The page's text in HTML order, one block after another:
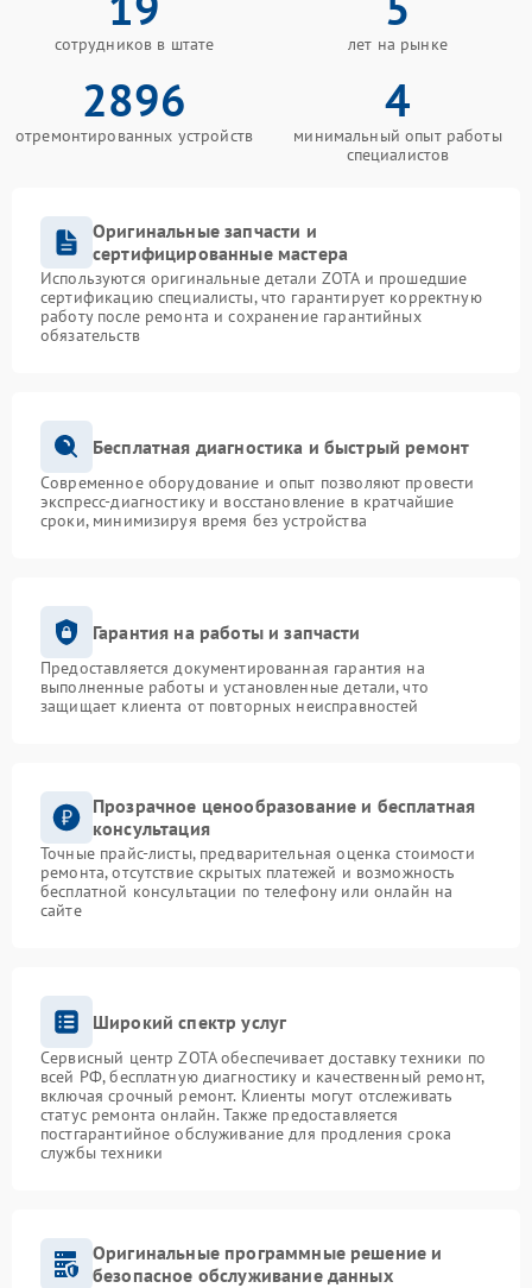
сотрудников в штате лет на рынке
2896
отремонтированных устройств
4
минимальный опыт работы
специалистов
Оригинальные запчасти и
сертифицированные мастера
Используются оригинальные детали ZOTA и прошедшие
сертификацию специалисты, что гарантирует корректную
работу после ремонта и сохранение гарантийных
обязательств
Бесплатная диагностика и быстрый ремонт
Современное оборудование и опыт позволяют провести
экспресс-диагностику и восстановление в кратчайшие
сроки, минимизируя время без устройства
Гарантия на работы и запчасти
Предоставляется документированная гарантия на
выполненные работы и установленные детали, что
защищает клиента от повторных неисправностей
Прозрачное ценообразование и бесплатная
консультация
Точные прайс-листы, предварительная оценка стоимости
ремонта, отсутствие скрытых платежей и возможность
бесплатной консультации по телефону или онлайн на
сайте
Широкий спектр услуг
Сервисный центр ZOTA обеспечивает доставку техники по
всей РФ, бесплатную диагностику и качественный ремонт,
включая срочный ремонт. Клиенты могут отслеживать
статус ремонта онлайн. Также предоставляется
постгарантийное обслуживание для продления срока
службы техники
Оригинальные программные решение и
безопасное обслуживание данных